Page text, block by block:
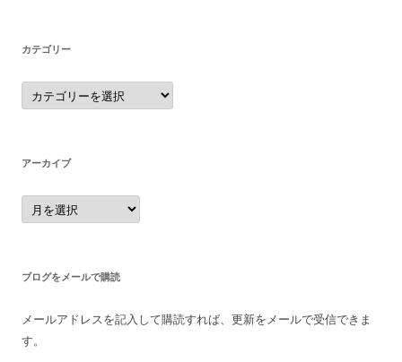
カテゴリー
カ
テ
ゴ
アーカイブ
ア
ー
カ
ブログをメールで購読
メールアドレスを記入して購読すれば、更新をメールで受信できま
す。